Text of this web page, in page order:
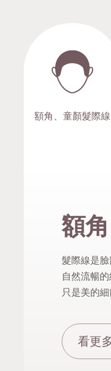
額角、童顏髮際線
額
髮際線是臉
自然流暢
只是美的
看更